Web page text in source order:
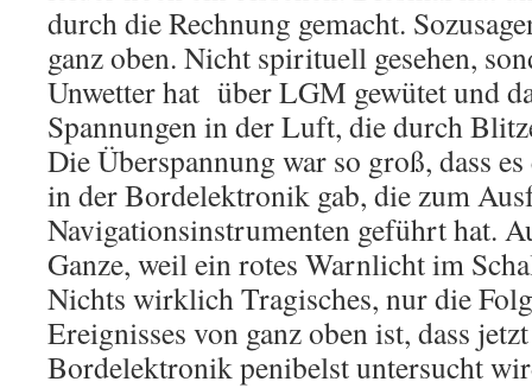
durch die Rechnung gemacht.
ganz oben. Nicht spirituell gesehen,
Unwetter hat über LGM gewütet und
Spannungen in der Luft, die durch
Die Überspannung war so groß, dass
in der Bordelektronik gab, die zum
Navigationsinstrumenten geführt hat.
Ganze, weil ein rotes Warnlicht im
Nichts wirklich Tragisches, nur die
Ereignisses von ganz oben ist, dass
Bordelektronik penibelst untersucht